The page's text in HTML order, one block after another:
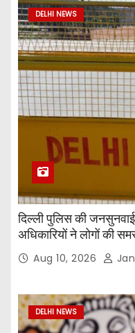
DELHI NEWS
दिल्ली पुलिस की
अधिकारियों ने लोगों की
Aug 10, 2026
DELHI NEWS